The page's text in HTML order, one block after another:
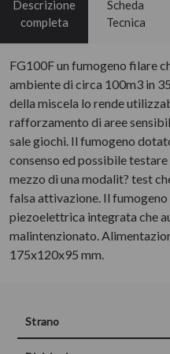
Descrizione
completa
Scheda
Tecnica
FG100F un fumogeno filare
ambiente di circa 100m3 in
della miscela lo rende
rafforzamento di aree
sale giochi. Il fumogeno
consenso ed possibile
mezzo di una modalit? test
falsa attivazione. Il fumogeno
piezoelettrica integrata che
malintenzionato.
175x120x95 mm.
Strano